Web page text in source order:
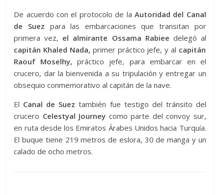
De acuerdo con el protocolo de la Autoridad del Canal
de Suez para las embarcaciones que transitan por
primera vez, el almirante Ossama Rabiee delegó al
capitán Khaled Nada, primer práctico jefe, y al capitán
Raouf Moselhy, práctico jefe, para embarcar en el
crucero, dar la bienvenida a su tripulación y entregar un
obsequio conmemorativo al capitán de la nave.
El Canal de Suez también fue testigo del tránsito del
crucero Celestyal Journey como parte del convoy sur,
en ruta desde los Emiratos Árabes Unidos hacia Turquía.
El buque tiene 219 metros de eslora, 30 de manga y un
calado de ocho metros.